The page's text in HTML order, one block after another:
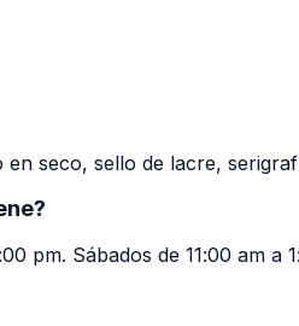
seco, sello de lacre,
pm. Sábados de 11:00 am